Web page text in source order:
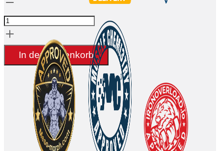
war:
$282.61.
-
(Poudre)
Hilma
Biocare-
de100IU
Menge
In den Warenkorb